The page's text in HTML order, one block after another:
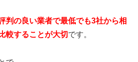
判の良い業者で最低でも3社から相
較することが大切です。